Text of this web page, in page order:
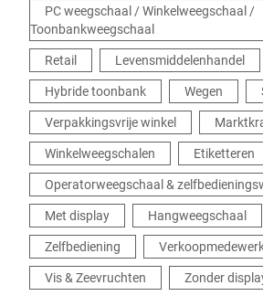
PC weegschaal / Winkelweegschaal /
Toonbankweegschaal
Retail
Levensmiddelenhandel
Hybride toonbank
Wegen
Verpakkingsvrije winkel
Winkelweegschalen
Etiketteren
Operatorweegschaal &
Met display
Hangweegschaal
Zelfbediening
Vis & Zeevruchten
Zonder